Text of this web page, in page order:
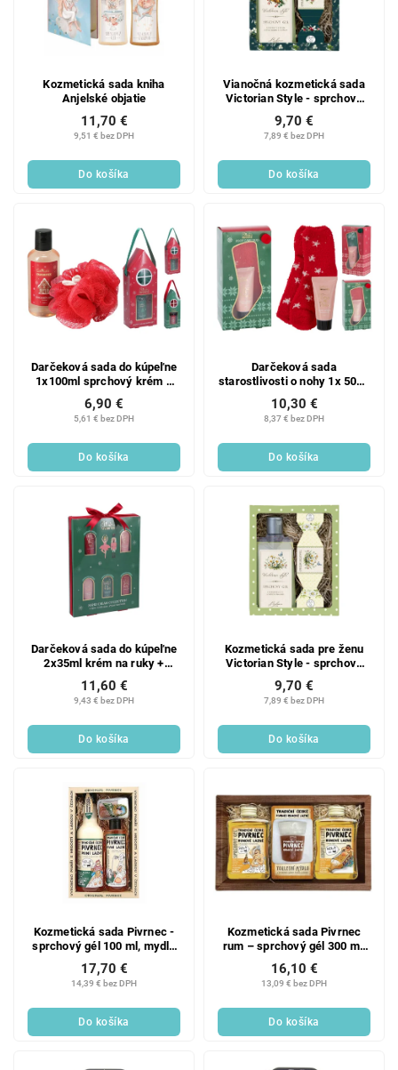
Kozmetická sada kniha
Anjelské objatie
9,51 € bez DPH
11,70 €
Do košíka
Vianočná kozmetická sada
Victorian Style - sprchový
7,89 € bez DPH
9,70 €
Do košíka
Darčeková sada do kúpeľne
1x100ml sprchový krém +
mix farieb
5,61 € bez DPH
6,90 €
Do košíka
Darčeková sada
starostlivosti o nohy 1x 50ml
mix, farebná
8,37 € bez DPH
10,30 €
Do košíka
Darčeková sada do kúpeľne
2x35ml krém na ruky +
3x35ml tekuté mydlo,
farebná
9,43 € bez DPH
11,60 €
Do košíka
Kozmetická sada pre ženu
Victorian Style - sprchový
gél 200 ml a mydlo 30 g
7,89 € bez DPH
9,70 €
Do košíka
Kozmetická sada Pivrnec -
sprchový gél 100 ml, mydlo
85 ga šampón 100 ml
14,39 € bez DPH
17,70 €
Do košíka
Kozmetická sada Pivrnec
rum – sprchový gél 300 ml,
mydlo 70 ga olejový kúpeľ
300 ml
13,09 € bez DPH
16,10 €
Do košíka